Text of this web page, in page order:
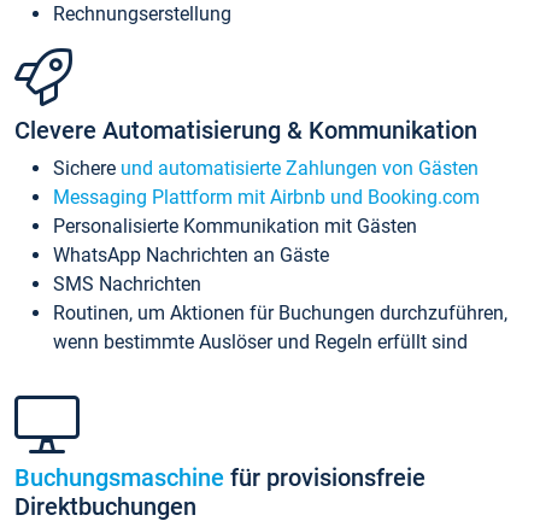
Rechnungserstellung
Clevere Automatisierung & Kommunikation
Sichere und automatisierte Zahlungen von Gästen
Messaging Plattform mit Airbnb und Booking.com
Personalisierte Kommunikation mit Gästen
WhatsApp Nachrichten an Gäste
SMS Nachrichten
Routinen, um Aktionen für Buchungen durchzuführen,
wenn bestimmte Auslöser und Regeln erfüllt sind
Buchungsmaschine für provisionsfreie
Direktbuchungen